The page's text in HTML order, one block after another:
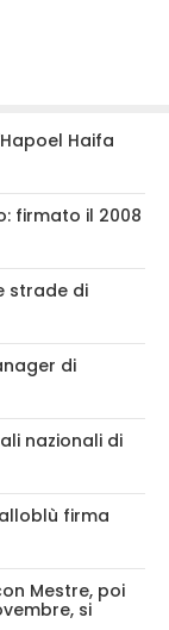
Haifa
firmato il 2008
strade di
di
nazionali di
firma
Mestre, poi
si